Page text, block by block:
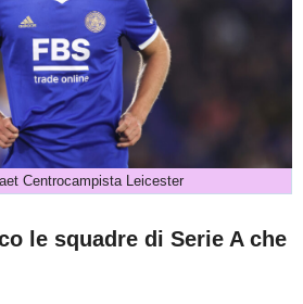
Centrocampista Leicester
le squadre di Serie A che